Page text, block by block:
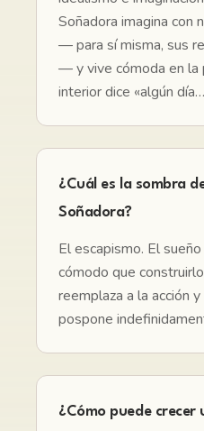
Soñadora imagina con
— para sí misma, sus
— y vive cómoda en la
interior dice «algún
¿Cuál es la sombra
Soñadora?
El escapismo. El
cómodo que
reemplaza a la acción
pospone
¿Cómo puede crecer